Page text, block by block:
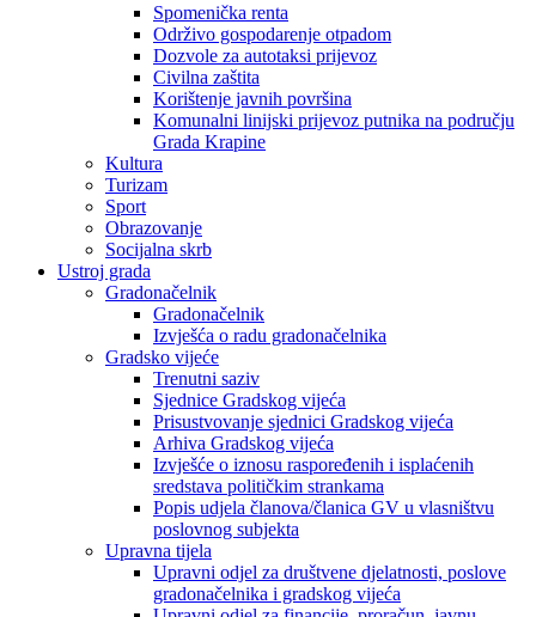
Spomenička renta
Održivo gospodarenje otpadom
Dozvole za autotaksi prijevoz
Civilna zaštita
Korištenje javnih površina
Komunalni linijski prijevoz putnika na području
Grada Krapine
Kultura
Turizam
Sport
Obrazovanje
Socijalna skrb
Ustroj grada
Gradonačelnik
Gradonačelnik
Izvješća o radu gradonačelnika
Gradsko vijeće
Trenutni saziv
Sjednice Gradskog vijeća
Prisustvovanje sjednici Gradskog vijeća
Arhiva Gradskog vijeća
Izvješće o iznosu raspoređenih i isplaćenih
sredstava političkim strankama
Popis udjela članova/članica GV u vlasništvu
poslovnog subjekta
Upravna tijela
Upravni odjel za društvene djelatnosti, poslove
gradonačelnika i gradskog vijeća